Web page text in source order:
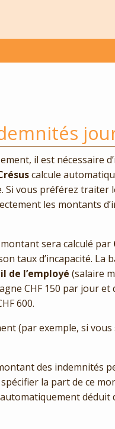
il est nécessaire
calcule
vous préférez traiter
les montants
sera calculé par
taux d’incapacité. La
de l’employé (salaire
CHF 150 par jour et
600.
(par exemple, si
des indemnités
la part de ce
déduit